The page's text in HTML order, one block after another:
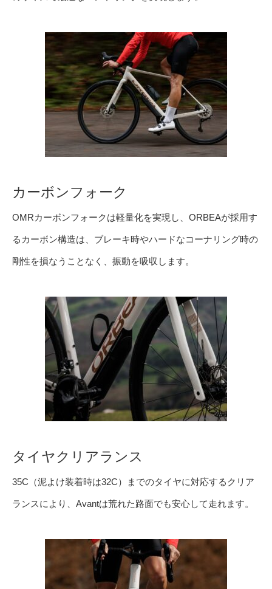
カーボンフォーク
OMRカーボンフォークは軽量化を実現し、ORBEAが採用す
るカーボン構造は、ブレーキ時やハードなコーナリング時の
剛性を損なうことなく、振動を吸収します。
タイヤクリアランス
35C（泥よけ装着時は32C）までのタイヤに対応するクリア
ランスにより、Avantは荒れた路面でも安心して走れます。